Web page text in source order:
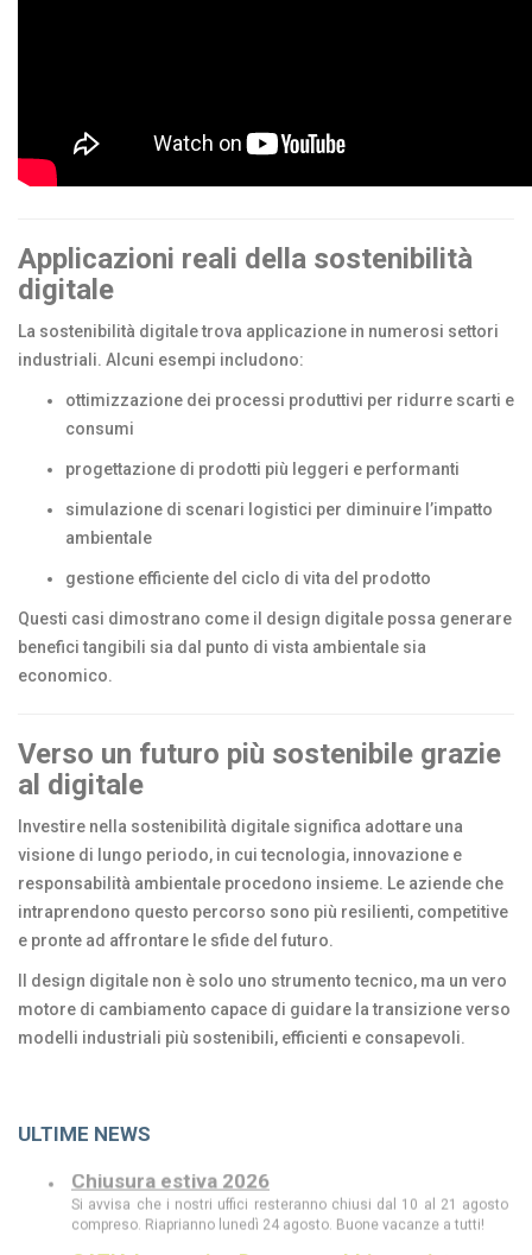
Applicazioni reali della sostenibilità
digitale
La sostenibilità digitale trova applicazione in numerosi settori
industriali. Alcuni esempi includono:
ottimizzazione dei processi produttivi per ridurre scarti e
consumi
progettazione di prodotti più leggeri e performanti
simulazione di scenari logistici per diminuire l’impatto
ambientale
gestione efficiente del ciclo di vita del prodotto
Questi casi dimostrano come il design digitale possa generare
benefici tangibili sia dal punto di vista ambientale sia
economico.
Verso un futuro più sostenibile grazie
al digitale
Investire nella sostenibilità digitale significa adottare una
visione di lungo periodo, in cui tecnologia, innovazione e
responsabilità ambientale procedono insieme. Le aziende che
intraprendono questo percorso sono più resilienti, competitive
e pronte ad affrontare le sfide del futuro.
Il design digitale non è solo uno strumento tecnico, ma un vero
motore di cambiamento capace di guidare la transizione verso
modelli industriali più sostenibili, efficienti e consapevoli.
ULTIME NEWS
Si avvisa che i nostri uffici resteranno chiusi dal 10 al 21 agosto
compreso. Riaprianno lunedì 24 agosto. Buone vacanze a tutti!
CATIA Innovation Day: cosa abbiamo visto